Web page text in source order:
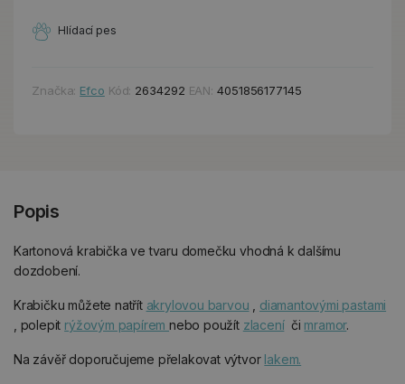
Hlídací pes
Značka: Efco Kód: 2634292 EAN:4051856177145
Popis
Kartonová krabička ve tvaru domečku vhodná k dalšímu
dozdobení.
Krabičku můžete natřít akrylovou barvou
diamantovými pastami
, polepit rýžovým papíremnebo použít zlaceníči mramor.
Na závěř doporučujeme přelakovat výtvor lakem.